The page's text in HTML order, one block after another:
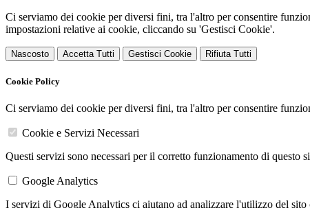
Ci serviamo dei cookie per diversi fini, tra l'altro per consentire
impostazioni relative ai cookie, cliccando su 'Gestisci Cookie'.
Nascosto Accetta Tutti Gestisci Cookie Rifiuta Tutti
Cookie Policy
Ci serviamo dei cookie per diversi fini, tra l'altro per consentire
Cookie e Servizi Necessari
Questi servizi sono necessari per il corretto funzionamento di questo
Google Analytics
I servizi di Google Analytics ci aiutano ad analizzare l'utilizzo del